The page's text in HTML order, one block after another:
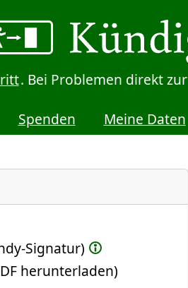
. Bei Problemen direkt zur
Spenden Meine Daten
Signatur)
herunterladen)